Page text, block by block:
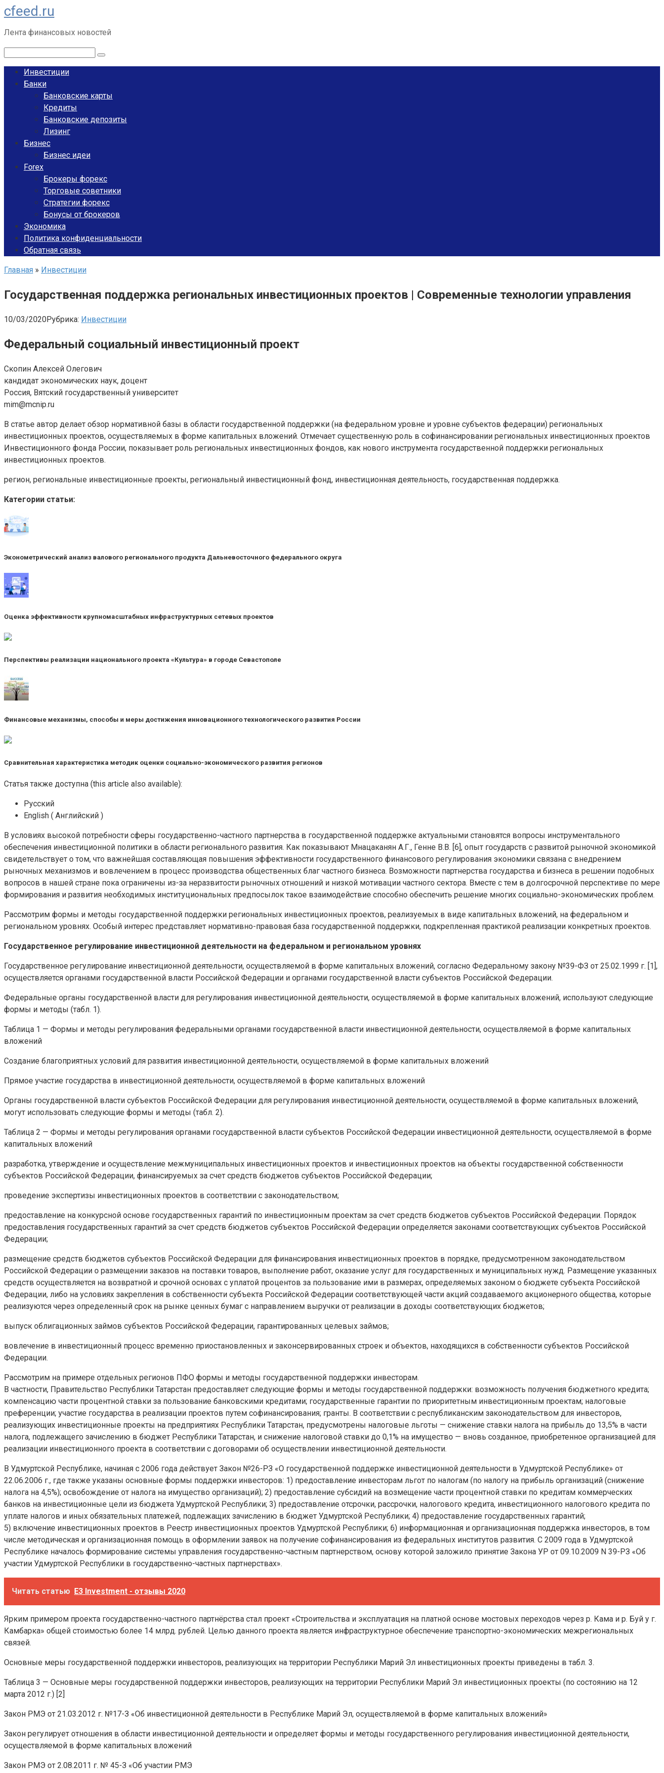
Перейти
к
контенту
cfeed.ru
Лента финансовых новостей
Инвестиции
Банки
Банковские карты
Кредиты
Банковские депозиты
Лизинг
Бизнес
Бизнес идеи
Forex
Брокеры форекс
Торговые советники
Стратегии форекс
Бонусы от брокеров
Экономика
Политика конфиденциальности
Обратная связь
Главная » Инвестиции
Государственная поддержка региональных инвестиционных проектов | Современные технологии управления
10/03/2020Рубрика: Инвестиции
Федеральный социальный инвестиционный проект
Скопин Алексей Олегович
кандидат экономических наук, доцент
Россия, Вятский государственный университет
mim@mcnip.ru
В статье автор делает обзор нормативной базы в области государственной поддержки (на федеральном уровне и уровне субъектов федерации) региональных
инвестиционных проектов, осуществляемых в форме капитальных вложений. Отмечает существенную роль в софинансировании региональных инвестиционных проектов
Инвестиционного фонда России, показывает роль региональных инвестиционных фондов, как нового инструмента государственной поддержки региональных
инвестиционных проектов.
регион, региональные инвестиционные проекты, региональный инвестиционный фонд, инвестиционная деятельность, государственная поддержка.
Категории статьи:
Эконометрический анализ валового регионального продукта Дальневосточного федерального округа
Оценка эффективности крупномасштабных инфраструктурных сетевых проектов
Перспективы реализации национального проекта «Культура» в городе Севастополе
Финансовые механизмы, способы и меры достижения инновационного технологического развития России
Сравнительная характеристика методик оценки социально-экономического развития регионов
Статья также доступна (this article also available):
Русский
English ( Английский )
В условиях высокой потребности сферы государственно-частного партнерства в государственной поддержке актуальными становятся вопросы инструментального
обеспечения инвестиционной политики в области регионального развития. Как показывают Мнацаканян А.Г., Генне В.В. [6], опыт государств с развитой рыночной экономикой
свидетельствует о том, что важнейшая составляющая повышения эффективности государственного финансового регулирования экономики связана с внедрением
рыночных механизмов и вовлечением в процесс производства общественных благ частного бизнеса. Возможности партнерства государства и бизнеса в решении подобных
вопросов в нашей стране пока ограничены из-за неразвитости рыночных отношений и низкой мотивации частного сектора. Вместе с тем в долгосрочной перспективе по мере
формирования и развития необходимых институциональных предпосылок такое взаимодействие способно обеспечить решение многих социально-экономических проблем.
Рассмотрим формы и методы государственной поддержки региональных инвестиционных проектов, реализуемых в виде капитальных вложений, на федеральном и
региональном уровнях. Особый интерес представляет нормативно-правовая база государственной поддержки, подкрепленная практикой реализации конкретных проектов.
Государственное регулирование инвестиционной деятельности на федеральном и региональном уровнях
Государственное регулирование инвестиционной деятельности, осуществляемой в форме капитальных вложений, согласно Федеральному закону №39-ФЗ от 25.02.1999 г. [1],
осуществляется органами государственной власти Российской Федерации и органами государственной власти субъектов Российской Федерации.
Федеральные органы государственной власти для регулирования инвестиционной деятельности, осуществляемой в форме капитальных вложений, используют следующие
формы и методы (табл. 1).
Таблица 1 — Формы и методы регулирования федеральными органами государственной власти инвестиционной деятельности, осуществляемой в форме капитальных
вложений
Создание благоприятных условий для развития инвестиционной деятельности, осуществляемой в форме капитальных вложений
Прямое участие государства в инвестиционной деятельности, осуществляемой в форме капитальных вложений
Органы государственной власти субъектов Российской Федерации для регулирования инвестиционной деятельности, осуществляемой в форме капитальных вложений,
могут использовать следующие формы и методы (табл. 2).
Таблица 2 — Формы и методы регулирования органами государственной власти субъектов Российской Федерации инвестиционной деятельности, осуществляемой в форме
капитальных вложений
разработка, утверждение и осуществление межмуниципальных инвестиционных проектов и инвестиционных проектов на объекты государственной собственности
субъектов Российской Федерации, финансируемых за счет средств бюджетов субъектов Российской Федерации;
проведение экспертизы инвестиционных проектов в соответствии с законодательством;
предоставление на конкурсной основе государственных гарантий по инвестиционным проектам за счет средств бюджетов субъектов Российской Федерации. Порядок
предоставления государственных гарантий за счет средств бюджетов субъектов Российской Федерации определяется законами соответствующих субъектов Российской
Федерации;
размещение средств бюджетов субъектов Российской Федерации для финансирования инвестиционных проектов в порядке, предусмотренном законодательством
Российской Федерации о размещении заказов на поставки товаров, выполнение работ, оказание услуг для государственных и муниципальных нужд. Размещение указанных
средств осуществляется на возвратной и срочной основах с уплатой процентов за пользование ими в размерах, определяемых законом о бюджете субъекта Российской
Федерации, либо на условиях закрепления в собственности субъекта Российской Федерации соответствующей части акций создаваемого акционерного общества, которые
реализуются через определенный срок на рынке ценных бумаг с направлением выручки от реализации в доходы соответствующих бюджетов;
выпуск облигационных займов субъектов Российской Федерации, гарантированных целевых займов;
вовлечение в инвестиционный процесс временно приостановленных и законсервированных строек и объектов, находящихся в собственности субъектов Российской
Федерации.
Рассмотрим на примере отдельных регионов ПФО формы и методы государственной поддержки инвесторам.
В частности, Правительство Республики Татарстан предоставляет следующие формы и методы государственной поддержки: возможность получения бюджетного кредита;
компенсацию части процентной ставки за пользование банковскими кредитами; государственные гарантии по приоритетным инвестиционным проектам; налоговые
преференции; участие государства в реализации проектов путем софинансирования; гранты. В соответствии с республиканским законодательством для инвесторов,
реализующих инвестиционные проекты на предприятиях Республики Татарстан, предусмотрены налоговые льготы — снижение ставки налога на прибыль до 13,5% в части
налога, подлежащего зачислению в бюджет Республики Татарстан, и снижение налоговой ставки до 0,1% на имущество — вновь созданное, приобретенное организацией для
реализации инвестиционного проекта в соответствии с договорами об осуществлении инвестиционной деятельности.
В Удмуртской Республике, начиная с 2006 года действует Закон №26-РЗ «О государственной поддержке инвестиционной деятельности в Удмуртской Республике» от
22.06.2006 г., где также указаны основные формы поддержки инвесторов: 1) предоставление инвесторам льгот по налогам (по налогу на прибыль организаций (снижение
налога на 4,5%); освобождение от налога на имущество организаций); 2) предоставление субсидий на возмещение части процентной ставки по кредитам коммерческих
банков на инвестиционные цели из бюджета Удмуртской Республики; 3) предоставление отсрочки, рассрочки, налогового кредита, инвестиционного налогового кредита по
уплате налогов и иных обязательных платежей, подлежащих зачислению в бюджет Удмуртской Республики; 4) предоставление государственных гарантий;
5) включение инвестиционных проектов в Реестр инвестиционных проектов Удмуртской Республики; 6) информационная и организационная поддержка инвесторов, в том
числе методическая и организационная помощь в оформлении заявок на получение софинансирования из федеральных институтов развития. С 2009 года в Удмуртской
Республике началось формирование системы управления государственно-частным партнерством, основу которой заложило принятие Закона УР от 09.10.2009 N 39-РЗ «Об
участии Удмуртской Республики в государственно-частных партнерствах».
Читать статью Е3 Investment - отзывы 2020
Ярким примером проекта государственно-частного партнёрства стал проект «Строительства и эксплуатация на платной основе мостовых переходов через р. Кама и р. Буй у г.
Камбарка» общей стоимостью более 14 млрд. рублей. Целью данного проекта является инфраструктурное обеспечение транспортно-экономических межрегиональных
связей.
Основные меры государственной поддержки инвесторов, реализующих на территории Республики Марий Эл инвестиционных проекты приведены в табл. 3.
Таблица 3 — Основные меры государственной поддержки инвесторов, реализующих на территории Республики Марий Эл инвестиционных проекты (по состоянию на 12
марта 2012 г.) [2]
Закон РМЭ от 21.03.2012 г. №17-З «Об инвестиционной деятельности в Республике Марий Эл, осуществляемой в форме капитальных вложений»
Закон регулирует отношения в области инвестиционной деятельности и определяет формы и методы государственного регулирования инвестиционной деятельности,
осуществляемой в форме капитальных вложений
Закон РМЭ от 2.08.2011 г. № 45-З «Об участии РМЭ